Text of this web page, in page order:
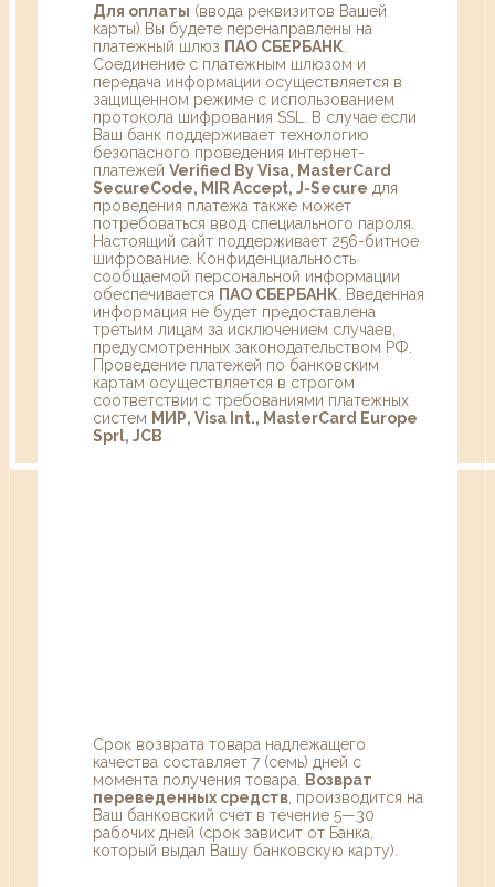
Для оплаты (ввода реквизитов Вашей
карты) Вы будете перенаправлены на
платежный шлюз ПАО СБЕРБАНК
Соединение с платежным шлюзом и
передача информации осуществляется в
защищенном режиме с использованием
протокола шифрования SSL. В случае если
Ваш банк поддерживает технологию
безопасного проведения интернет-
платежей Verified By Visa, MasterCard
SecureCode, MIR Accept, J-Secure для
проведения платежа также может
потребоваться ввод специального пароля.
Настоящий сайт поддерживает 256-битное
шифрование. Конфиденциальность
сообщаемой персональной информации
обеспечивается ПАО СБЕРБАНК . Введенная
информация не будет предоставлена
третьим лицам за исключением случаев,
предусмотренных законодательством РФ.
Проведение платежей по банковским
картам осуществляется в строгом
соответствии с требованиями платежных
систем МИР, Visa Int., MasterCard Europe
Sprl, JCB
Срок возврата товара надлежащего
качества составляет 7 (семь) дней с
момента получения товара.
Возврат
переведенных средств , производится на
Ваш банковский счет в течение 5—30
рабочих дней (срок зависит от Банка,
который выдал Вашу банковскую карту).